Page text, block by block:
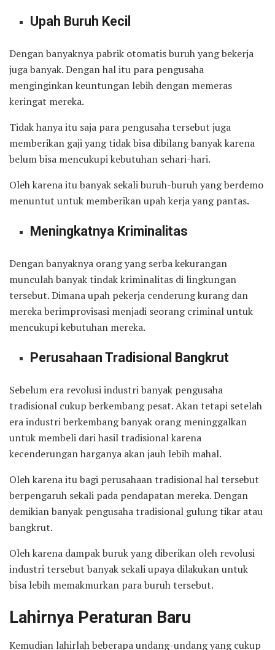
Upah Buruh Kecil
Dengan banyaknya pabrik otomatis buruh yang bekerja
juga banyak. Dengan hal itu para pengusaha
menginginkan keuntungan lebih dengan memeras
keringat mereka.
Tidak hanya itu saja para pengusaha tersebut juga
memberikan gaji yang tidak bisa dibilang banyak karena
belum bisa mencukupi kebutuhan sehari-hari.
Oleh karena itu banyak sekali buruh-buruh yang berdemo
menuntut untuk memberikan upah kerja yang pantas.
Meningkatnya Kriminalitas
Dengan banyaknya orang yang serba kekurangan
munculah banyak tindak kriminalitas di lingkungan
tersebut. Dimana upah pekerja cenderung kurang dan
mereka berimprovisasi menjadi seorang criminal untuk
mencukupi kebutuhan mereka.
Perusahaan Tradisional Bangkrut
Sebelum era revolusi industri banyak pengusaha
tradisional cukup berkembang pesat. Akan tetapi setelah
era industri berkembang banyak orang meninggalkan
untuk membeli dari hasil tradisional karena
kecenderungan harganya akan jauh lebih mahal.
Oleh karena itu bagi perusahaan tradisional hal tersebut
berpengaruh sekali pada pendapatan mereka. Dengan
demikian banyak pengusaha tradisional gulung tikar atau
bangkrut.
Oleh karena dampak buruk yang diberikan oleh revolusi
industri tersebut banyak sekali upaya dilakukan untuk
bisa lebih memakmurkan para buruh tersebut.
Lahirnya Peraturan Baru
Kemudian lahirlah beberapa undang-undang yang cukup